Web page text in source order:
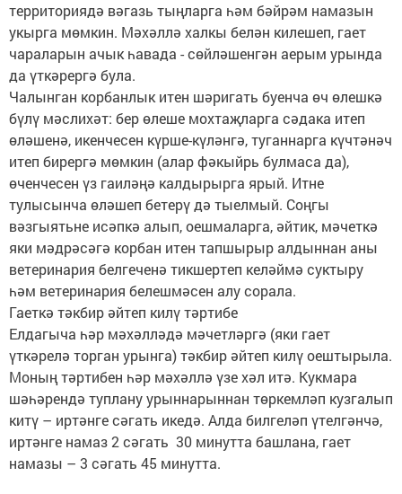
территориядә вәгазь тыңларга һәм бәйрәм намазын
укырга мөмкин. Мәхәллә халкы белән килешеп, гает
чараларын ачык һавада - сөйләшенгән аерым урында
да үткәрергә була.
Чалынган корбанлык итен шәригать буенча өч өлешкә
бүлү мәслихәт: бер өлеше мохтаҗларга сәдака итеп
өләшенә, икенчесен күрше-күләнгә, туганнарга күчтәнәч
итеп бирергә мөмкин (алар фәкыйрь булмаса да),
өченчесен үз гаиләңә калдырырга ярый. Итне
тулысынча өләшеп бетерү дә тыелмый. Соңгы
вәзгыятьне исәпкә алып, оешмаларга, әйтик, мәчеткә
яки мәдрәсәгә корбан итен тапшырыр алдыннан аны
ветеринария белгеченә тикшертеп келәймә суктыру
һәм ветеринария белешмәсен алу сорала.
Гаеткә тәкбир әйтеп килү тәртибе
Елдагыча һәр мәхәлләдә мәчетләргә (яки гает
үткәрелә торган урынга) тәкбир әйтеп килү оештырыла.
Моның тәртибен һәр мәхәллә үзе хәл итә. Кукмара
шәһәрендә туплану урыннарыннан төркемләп кузгалып
китү – иртәнге сәгать икедә. Алда билгеләп үтелгәнчә,
иртәнге намаз 2 сәгать 30 минутта башлана, гает
намазы – 3 сәгать 45 минутта.